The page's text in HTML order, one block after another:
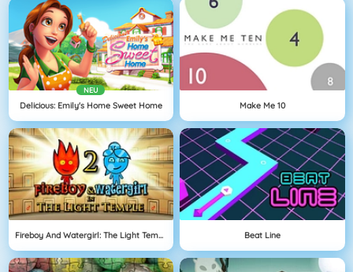
NEU
Delicious: Emily's Home Sweet Home Make Me 10
Fireboy And Watergirl: The Light Temple Beat Line